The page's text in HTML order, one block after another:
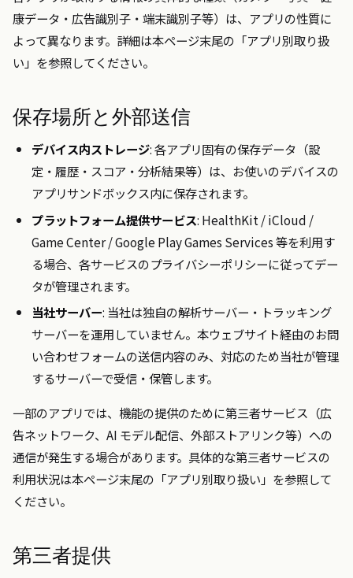
康データ・広告識別子・端末識別子等）は、アプリの性質に
よって異なります。詳細は本ページ末尾の「アプリ別取り扱
い」を参照してください。
保存場所と外部送信
デバイス内ストレージ: 各アプリ固有の保存データ（設
定・履歴・スコア・分析結果等）は、お使いのデバイスの
アプリサンドボックス内に保存されます。
プラットフォーム提供サービス: HealthKit / iCloud /
Game Center / Google Play Games Services 等を利用す
る場合、各サービスのプライバシーポリシーに従ってデー
タが管理されます。
当社サーバー: 当社は独自の解析サーバー・トラッキング
サーバーを運用していません。本ウェブサイト経由のお問
い合わせフォームの送信内容のみ、対応のため当社が管理
するサーバーで受信・保管します。
一部のアプリでは、機能の提供のために第三者サービス（広
告ネットワーク、AI モデル配信、外部ストアリンク等）への
通信が発生する場合があります。具体的な第三者サービスの
利用状況は本ページ末尾の「アプリ別取り扱い」を参照して
ください。
第三者提供